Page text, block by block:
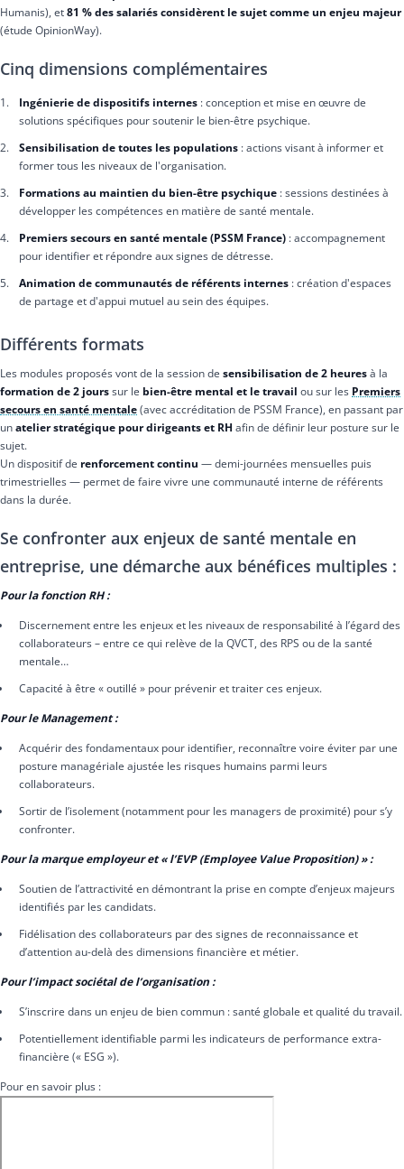
Humanis), et81 % des salariés considèrent le sujet comme un enjeu majeur
(étude OpinionWay).
Cinq dimensions complémentaires
Ingénierie de dispositifs internes: conception et mise en œuvre de
solutions spécifiques pour soutenir le bien-être psychique.
Sensibilisation de toutes les populations: actions visant à informer et
former tous les niveaux de l'organisation.
Formations au maintien du bien-être psychique: sessions destinées à
développer les compétences en matière de santé mentale.
Premiers secours en santé mentale (PSSM France): accompagnement
pour identifier et répondre aux signes de détresse.
Animation de communautés de référents internes: création d'espaces
de partage et d'appui mutuel au sein des équipes.
Différents formats
Les modules proposés vont de la session de sensibilisation de 2 heuresà la
formation de 2 jourssur le bien-être mental et le travail ou sur les Premiers
secours en santé mentale(avec accréditation de PSSM France), en passant par
unatelier stratégique pour dirigeants et RH afin de définir leur posture sur le
sujet.
Un dispositif de renforcement continu — demi-journées mensuelles puis
trimestrielles — permet de faire vivre une communauté interne de référents
dans la durée.
Se confronter aux enjeux de santé mentale en
entreprise, une démarche aux bénéfices multiples :
Pour la fonction RH :
Discernement entre les enjeux et les niveaux de responsabilité à l’égard des
collaborateurs – entre ce qui relève de la QVCT, des RPS ou de la santé
mentale…
Capacité à être « outillé » pour prévenir et traiter ces enjeux.
Pour le Management :
Acquérir des fondamentaux pour identifier, reconnaître voire éviter par une
posture managériale ajustée les risques humains parmi leurs
collaborateurs.
Sortir de l’isolement (notamment pour les managers de proximité) pour s’y
confronter.
Pour la marque employeur et « l’EVP (Employee Value Proposition) » :
Soutien de l’attractivité en démontrant la prise en compte d’enjeux majeurs
identifiés par les candidats.
Fidélisation des collaborateurs par des signes de reconnaissance et
d’attention au-delà des dimensions financière et métier.
Pour l’impact sociétal de l’organisation :
S’inscrire dans un enjeu de bien commun : santé globale et qualité du travail.
Potentiellement identifiable parmi les indicateurs de performance extra-
financière (« ESG »).
Pour en savoir plus :